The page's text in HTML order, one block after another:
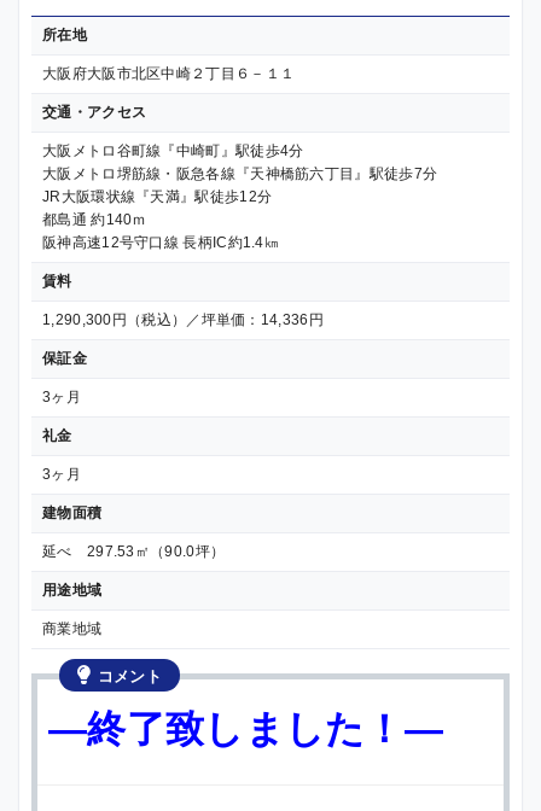
所在地
大阪府大阪市北区中崎２丁目６－１１
交通・アクセス
大阪メトロ谷町線『中崎町』駅徒歩4分
大阪メトロ堺筋線・阪急各線『天神橋筋六丁目』駅徒歩7分
JR大阪環状線『天満』駅徒歩12分
都島通 約140ｍ
阪神高速12号守口線 長柄IC約1.4㎞
賃料
1,290,300円（税込）／坪単価：14,336円
保証金
3ヶ月
礼金
3ヶ月
建物面積
延べ 297.53㎡（90.0坪）
用途地域
商業地域
コメント
—終了致しました！—